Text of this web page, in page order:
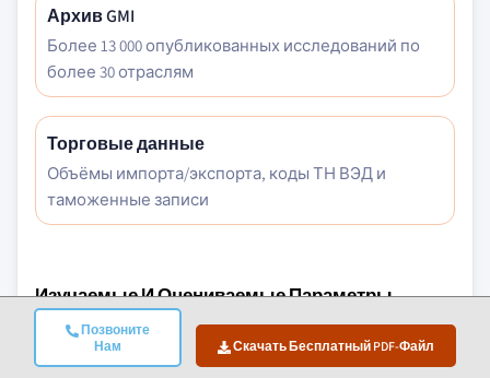
Позвоните
Нам
Скачать Бесплатный PDF-Файл
Архив GMI
Более 13 000 опубликованных исследований по
более 30 отраслям
Торговые данные
Объёмы импорта/экспорта, коды ТН ВЭД и
таможенные записи
Изучаемые И Оцениваемые Параметры
Макроэкономические Факторы